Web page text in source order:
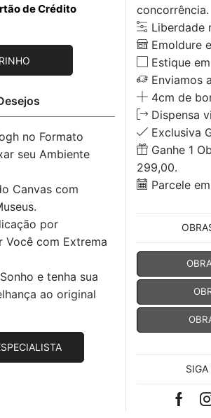
de Crédito
no Formato
seu Ambiente
Canvas com
por
Você com Extrema
e tenha sua
ao original
concorrência.
Liberdade
Emoldure
Estique
Enviamos
4cm de
Dispensa
Exclusiva
Ganhe 1
299,00.
Parcele